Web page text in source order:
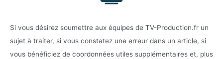
Si vous désirez soumettre aux équipes de TV-Production.fr un
sujet à traiter, si vous constatez une erreur dans un article, si
vous bénéficiez de coordonnées utiles supplémentaires et, plus